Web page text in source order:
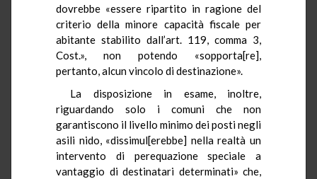
dovrebbe «essere ripartito in ragione del
criterio della minore capacità fiscale per
abitante stabilito dall’art. 119, comma 3,
Cost.», non potendo «sopporta[re],
pertanto, alcun vincolo di destinazione».
La disposizione in esame, inoltre,
riguardando solo i comuni che non
garantiscono il livello minimo dei posti negli
asili nido, «dissimul[erebbe] nella realtà un
intervento di perequazione speciale a
vantaggio di destinatari determinati» che,